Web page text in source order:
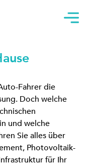
Fahrer die
Doch welche
und welche
Sie alles über
Photovoltaik-
für Ihr